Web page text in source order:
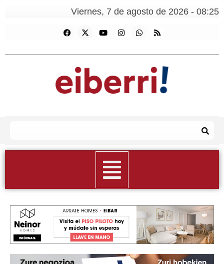
Viernes, 7 de agosto de 2026 - 08:25